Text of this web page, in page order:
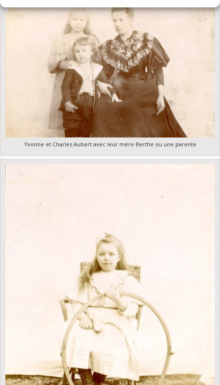
Yvonne et Charles Aubert avec leur mère Berthe ou une parente